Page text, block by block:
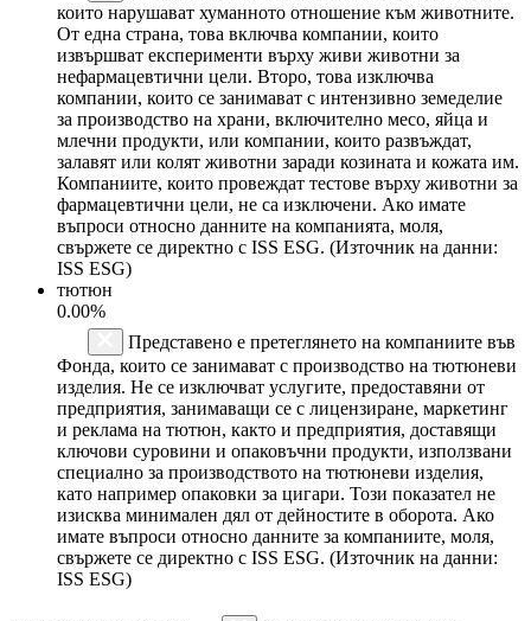
които нарушават хуманното отношение към животните.
От една страна, това включва компании, които
извършват експерименти върху живи животни за
нефармацевтични цели. Второ, това изключва
компании, които се занимават с интензивно земеделие
за производство на храни, включително месо, яйца и
млечни продукти, или компании, които развъждат,
залавят или колят животни заради козината и кожата им.
Компаниите, които провеждат тестове върху животни за
фармацевтични цели, не са изключени. Ако имате
въпроси относно данните на компанията, моля,
свържете се директно с ISS ESG. (Източник на данни:
ISS ESG)
тютюн
0.00%
Представено е претеглянето на компаниите във
Фонда, които се занимават с производство на тютюневи
изделия. Не се изключват услугите, предоставяни от
предприятия, занимаващи се с лицензиране, маркетинг
и реклама на тютюн, както и предприятия, доставящи
ключови суровини и опаковъчни продукти, използвани
специално за производството на тютюневи изделия,
като например опаковки за цигари. Този показател не
изисква минимален дял от дейностите в оборота. Ако
имате въпроси относно данните за компаниите, моля,
свържете се директно с ISS ESG. (Източник на данни:
ISS ESG)